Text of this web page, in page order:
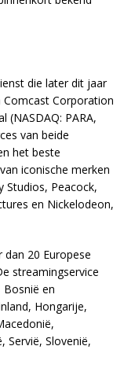
die later dit jaar
Corporation
(NASDAQ: PARA,
van beide
het beste
iconische merken
Studios, Peacock,
en Nickelodeon,
20 Europese
streamingservice
Bosnië en
Hongarije,
Servië, Slovenië,